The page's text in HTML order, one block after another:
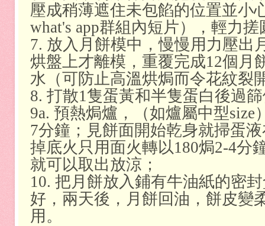
壓成稍薄遮住未包餡的位置並小
what's app群組內短片），輕力
7. 放入月餅模中，慢慢用力壓出
烘盤上才離模，重覆完成12個月
水（可防止高溫烘焗而令花紋裂
8. 打散1隻蛋黃和半隻蛋白後過
9a. 預熱焗爐，（如爐屬中型size
7分鐘；見餅面開始乾身就掃蛋
掉底火只用面火轉以180焗2-4分
就可以取出放涼；
10. 把月餅放入鋪有牛油紙的密
好，兩天後，月餅回油，餅皮變
用。